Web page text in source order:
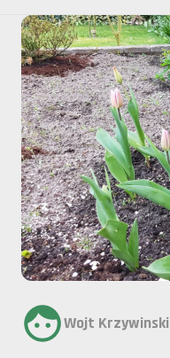
Wojt Krzywinski